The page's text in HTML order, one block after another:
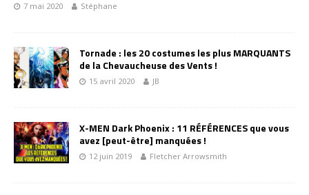
7 mai 2020 Stéphane
Tornade : les 20 costumes les plus MARQUANTS
de la Chevaucheuse des Vents !
15 avril 2020 JB
X-MEN Dark Phoenix : 11 RÉFÉRENCES que vous
avez [peut-être] manquées !
12 juin 2019 Fletcher Arrowsmith